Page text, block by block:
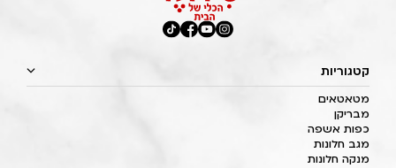
קטגוריות
מטאטאים
מבריקן
כפות אשפה
מגב חלונות
מנקה חלונות